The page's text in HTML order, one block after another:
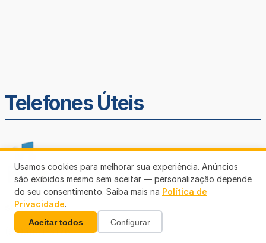
Telefones Úteis
SEMUSA
(69)3901-3176
Usamos cookies para melhorar sua experiência. Anúncios
são exibidos mesmo sem aceitar — personalização depende
do seu consentimento. Saiba mais na Política de
Privacidade.
Aceitar todos Configurar